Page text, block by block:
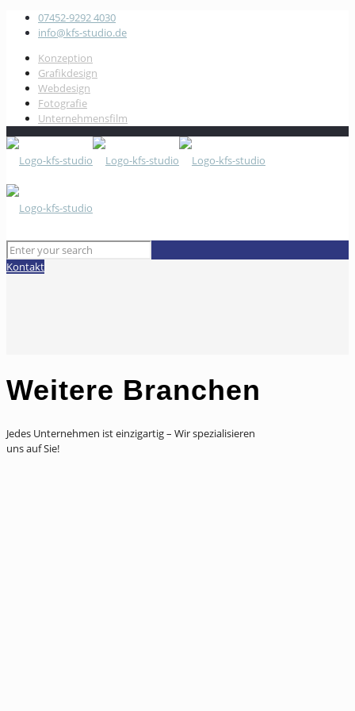
07452-9292 4030
info@kfs-studio.de
Konzeption
Grafikdesign
Webdesign
Fotografie
Unternehmensfilm
Kontakt
Weitere Branchen
Jedes Unternehmen ist einzigartig – Wir spezialisieren
uns auf Sie!